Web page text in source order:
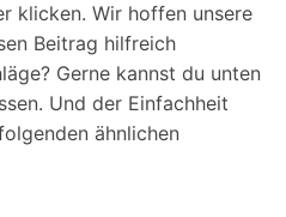
klicken. Wir hoffen unsere
Beitrag hilfreich
Gerne kannst du unten
Und der Einfachheit
ähnlichen